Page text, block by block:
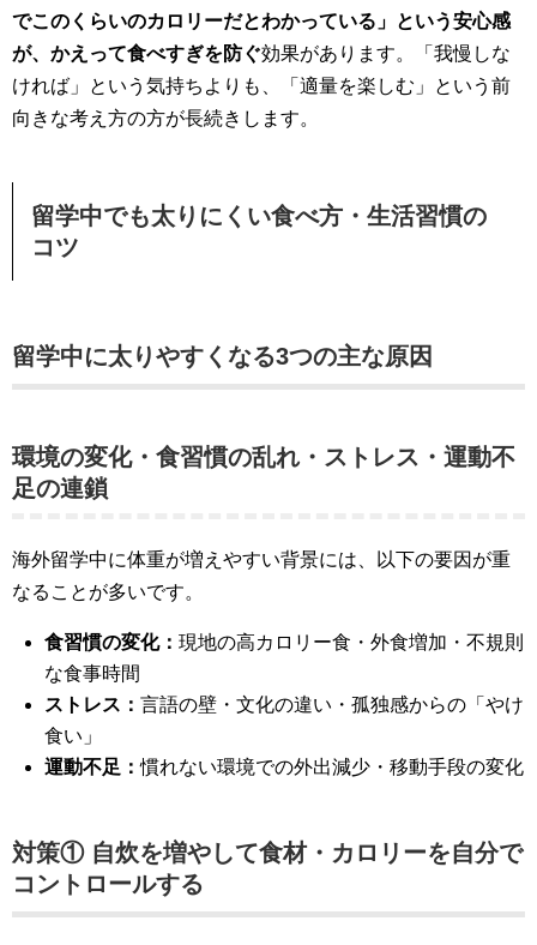
でこのくらいのカロリーだとわかっている」という安心感
が、かえって食べすぎを防ぐ効果があります。「我慢しな
ければ」という気持ちよりも、「適量を楽しむ」という前
向きな考え方の方が長続きします。
留学中でも太りにくい食べ方・生活習慣の
コツ
留学中に太りやすくなる3つの主な原因
環境の変化・食習慣の乱れ・ストレス・運動不
足の連鎖
海外留学中に体重が増えやすい背景には、以下の要因が重
なることが多いです。
食習慣の変化：現地の高カロリー食・外食増加・不規則
な食事時間
ストレス：言語の壁・文化の違い・孤独感からの「やけ
食い」
運動不足：慣れない環境での外出減少・移動手段の変化
対策① 自炊を増やして食材・カロリーを自分で
コントロールする